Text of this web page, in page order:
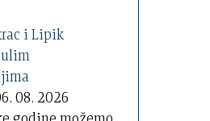
08. 2026